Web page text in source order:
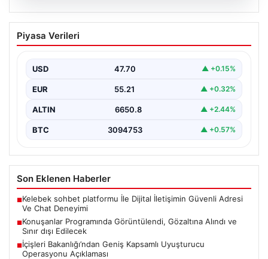
Konuşanlar Programında Görüntülendi,
Gözaltına Alındı ve Sınır dışı Edilecek
tanınan Hasan Can Kaya’nın sunumuyla ekrana gelen…
Piyasa Verileri
USD 47.70 ▲ +0.15%
EUR 55.21 ▲ +0.32%
ALTIN 6650.8 ▲ +2.44%
BTC 3094753 ▲ +0.57%
Son Eklenen Haberler
■Kelebek sohbet platformu İle Dijital İletişimin Güvenli Adresi
Ve Chat Deneyimi
■Konuşanlar Programında Görüntülendi, Gözaltına Alındı ve
Sınır dışı Edilecek
■İçişleri Bakanlığı’ndan Geniş Kapsamlı Uyuşturucu
Operasyonu Açıklaması